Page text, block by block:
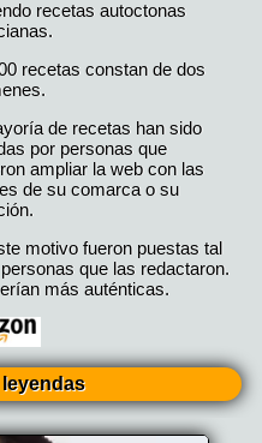
recetas autoctonas
recetas constan de dos
de recetas han sido
por personas que
ampliar la web con las
de su comarca o su
motivo fueron puestas tal
que las redactaron.
más auténticas.